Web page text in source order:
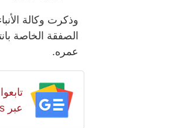
وذكرت وكالة
الصفقة الخاصة
عمره.
عبر Google news